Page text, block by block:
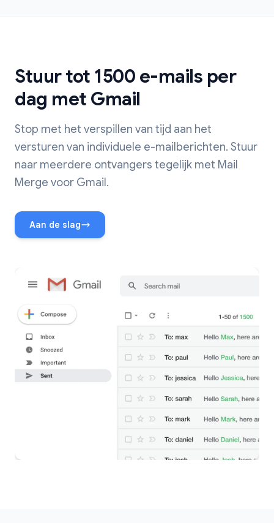
Stuur tot 1500 e-mails per
dag met Gmail
Stop met het verspillen van tijd aan het
versturen van individuele e-mailberichten. Stuur
naar meerdere ontvangers tegelijk met Mail
Merge voor Gmail.
Aan de slag